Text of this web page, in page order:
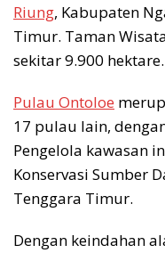
Riung, Kabupaten
Timur. Taman
sekitar 9.900 hektare.
Pulau Ontoloe
17 pulau lain,
Pengelola kawasan
Konservasi Sumber
Tenggara Timur.
Dengan keindahan